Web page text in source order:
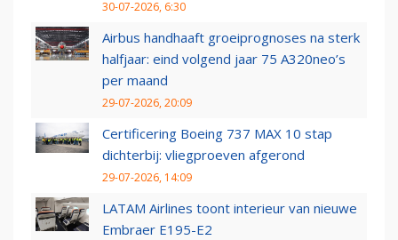
30-07-2026, 6:30
Airbus handhaaft groeiprognoses na sterk
halfjaar: eind volgend jaar 75 A320neo’s
per maand
29-07-2026, 20:09
Certificering Boeing 737 MAX 10 stap
dichterbij: vliegproeven afgerond
29-07-2026, 14:09
LATAM Airlines toont interieur van nieuwe
Embraer E195-E2